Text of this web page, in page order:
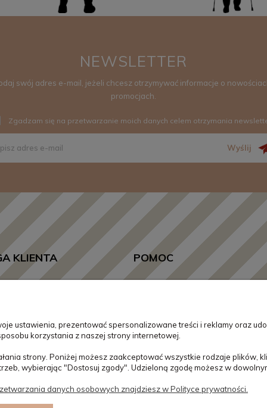
NEWSLETTER
swój adres e-mail, jeżeli chcesz otrzymywać informacje o
promocjach.
Zgadzam się na przetwarzanie moich danych celem otrzymania
Wyślij
KLIENTA POMOC
Refundacja na zakup lasek i kul
ustawienia, prezentować spersonalizowane treści i reklamy oraz
korzystania z naszej strony internetowej.
strony. Poniżej możesz zaakceptować wszystkie rodzaje plików,
wybierając "Dostosuj zgody". Udzieloną zgodę możesz w
danych osobowych znajdziesz w Polityce prywatności.